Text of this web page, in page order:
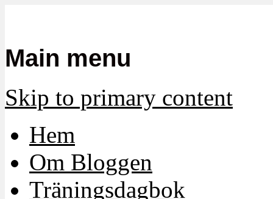
Main menu
Skip to primary content
Hem
Om Bloggen
Träningsdagbok